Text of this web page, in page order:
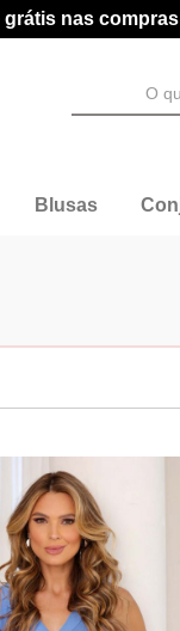
grátis nas
Blusas